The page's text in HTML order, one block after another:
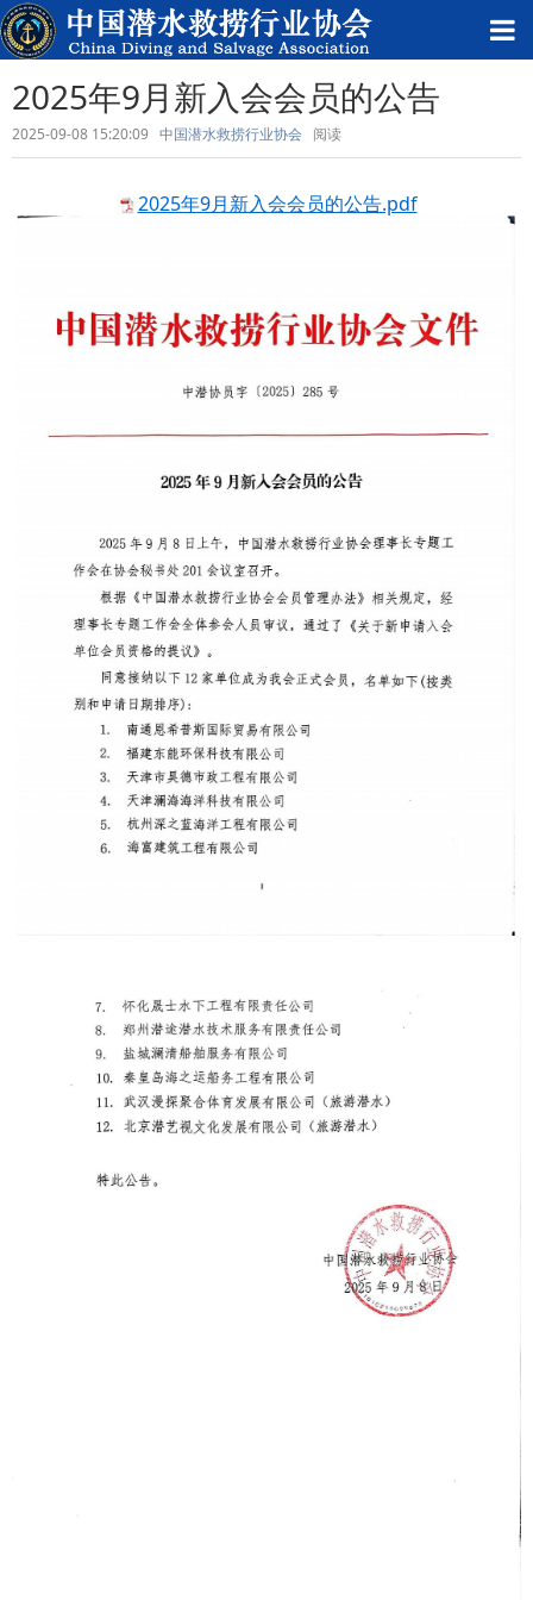
2025年9月新入会会员的公告
2025-09-08 15:20:09 中国潜水救捞行业协会 阅读
2025年9月新入会会员的公告.pdf